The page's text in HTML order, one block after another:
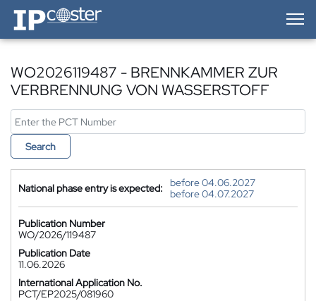
IP-Coster — Home
WO2026119487 - BRENNKAMMER ZUR
VERBRENNUNG VON WASSERSTOFF
Search
National phase entry is expected:
before 04.06.2027
before 04.07.2027
Publication Number
WO/2026/119487
Publication Date
11.06.2026
International Application No.
PCT/EP2025/081960